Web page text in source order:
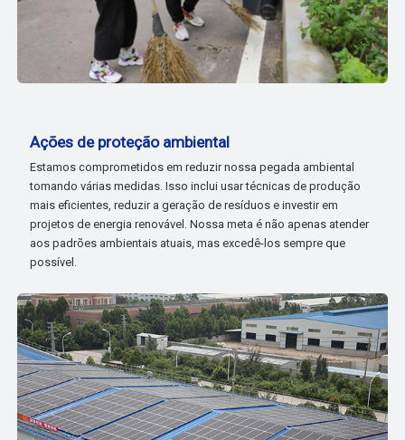
Ações de proteção ambiental
Estamos comprometidos em reduzir nossa pegada ambiental
tomando várias medidas. Isso inclui usar técnicas de produção
mais eficientes, reduzir a geração de resíduos e investir em
projetos de energia renovável. Nossa meta é não apenas atender
aos padrões ambientais atuais, mas excedê-los sempre que
possível.